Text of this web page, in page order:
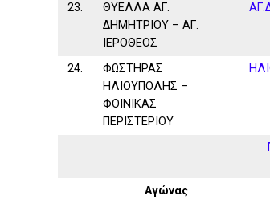
23.
ΘΥΕΛΛΑ ΑΓ.
ΔΗΜΗΤΡΙΟΥ – ΑΓ.
ΙΕΡΟΘΕΟΣ
24.
ΦΩΣΤΗΡΑΣ
ΗΛΙΟΥΠΟΛΗΣ –
ΦΟΙΝΙΚΑΣ
ΠΕΡΙΣΤΕΡΙΟΥ
Αγώνας